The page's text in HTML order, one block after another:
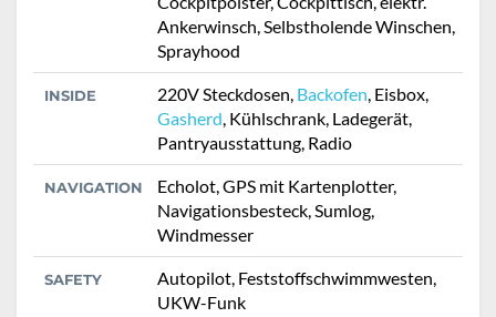
Ankerwinsch, Selbstholende Winschen,
Sprayhood
INSIDE 220V Steckdosen, Backofen, Eisbox,
Gasherd, Kühlschrank, Ladegerät,
Pantryausstattung, Radio
NAVIGATION
Echolot, GPS mit Kartenplotter,
Navigationsbesteck, Sumlog,
Windmesser
SAFETY
Autopilot, Feststoffschwimmwesten,
UKW-Funk